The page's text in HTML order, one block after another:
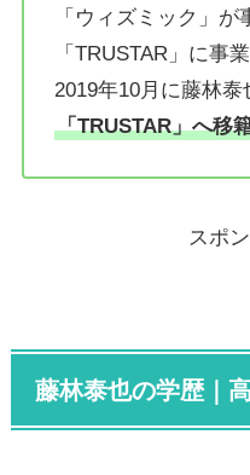
「ウィズミック」が
「TRUSTAR」に事
2019年10月に藤林泰
「TRUSTAR」へ移
スポ
藤林泰也の学歴｜